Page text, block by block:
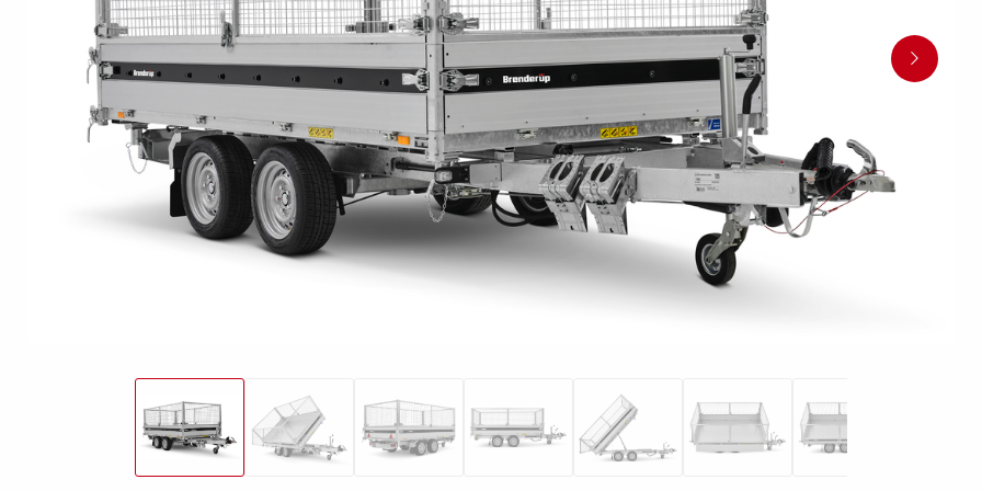
Elektrik &
Beleuchtung
Kasten &
Laubgitteraufsatz
Stützrad Ladezubehör Laderampe
Boden Zubehör-Kit Kippfunktion
Werkzeug- &
batteriekasten
Winde
freunden
Wenden mit einem Anhänger
Der richtige Reifendruck
Deine Checkliste vor Fahrantritt
Anschlussplan
Auf- und Abslippen
Anhänger richtig beladen
Richtige Stützlast
Sicherung von Booten